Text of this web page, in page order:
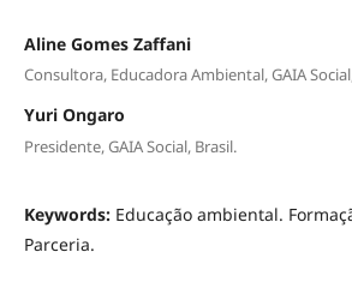
Aline Gomes Zaffani
Consultora, Educadora Ambiental, GAIA
Yuri Ongaro
Presidente, GAIA Social, Brasil.
Keywords: Educação ambiental.
Parceria.